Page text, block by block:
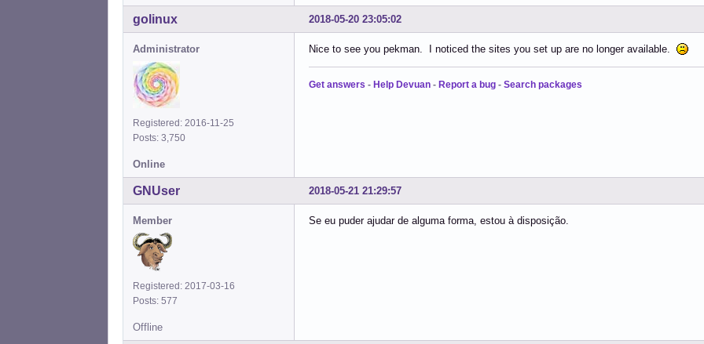
2018-05-20 23:05:02
golinux
Administrator
Registered: 2016-11-25
Posts: 3,750
Nice to see you pekman. I noticed the sites you set up are no longer available.
Get answers - Help Devuan - Report a bug - Search packages
Online
2018-05-21 21:29:57
GNUser
Member
Registered: 2017-03-16
Posts: 577
Se eu puder ajudar de alguma forma, estou à disposição.
Offline